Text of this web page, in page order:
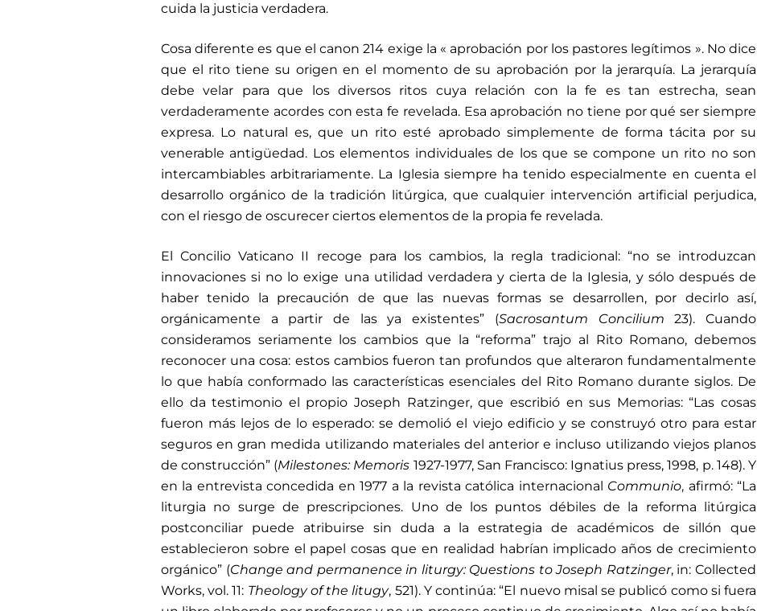
cuida la justicia verdadera.
Cosa diferente es que el canon 214 exige la « aprobación por los pastores legítimos ». No dice
que el rito tiene su origen en el momento de su aprobación por la jerarquía. La jerarquía
debe velar para que los diversos ritos cuya relación con la fe es tan estrecha, sean
verdaderamente acordes con esta fe revelada. Esa aprobación no tiene por qué ser siempre
expresa. Lo natural es, que un rito esté aprobado simplemente de forma tácita por su
venerable antigüedad. Los elementos individuales de los que se compone un rito no son
intercambiables arbitrariamente. La Iglesia siempre ha tenido especialmente en cuenta el
desarrollo orgánico de la tradición litúrgica, que cualquier intervención artificial perjudica,
con el riesgo de oscurecer ciertos elementos de la propia fe revelada.
El Concilio Vaticano II recoge para los cambios, la regla tradicional: “no se introduzcan
innovaciones si no lo exige una utilidad verdadera y cierta de la Iglesia, y sólo después de
haber tenido la precaución de que las nuevas formas se desarrollen, por decirlo así,
orgánicamente a partir de las ya existentes” (Sacrosantum Concilium 23). Cuando
consideramos seriamente los cambios que la “reforma” trajo al Rito Romano, debemos
reconocer una cosa: estos cambios fueron tan profundos que alteraron fundamentalmente
lo que había conformado las características esenciales del Rito Romano durante siglos. De
ello da testimonio el propio Joseph Ratzinger, que escribió en sus Memorias: “Las cosas
fueron más lejos de lo esperado: se demolió el viejo edificio y se construyó otro para estar
seguros en gran medida utilizando materiales del anterior e incluso utilizando viejos planos
de construcción” (Milestones: Memoris 1927-1977, San Francisco: Ignatius press, 1998, p. 148). Y
en la entrevista concedida en 1977 a la revista católica internacional Communio, afirmó: “La
liturgia no surge de prescripciones. Uno de los puntos débiles de la reforma litúrgica
postconciliar puede atribuirse sin duda a la estrategia de académicos de sillón que
establecieron sobre el papel cosas que en realidad habrían implicado años de crecimiento
orgánico” (Change and permanence in liturgy: Questions to Joseph Ratzinger, in: Collected
Works, vol. 11: Theology of the litugy, 521). Y continúa: “El nuevo misal se publicó como si fuera